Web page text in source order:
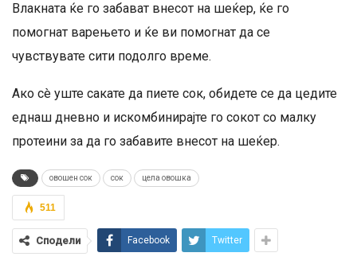
Влакната ќе го забават внесот на шеќер, ќе го
помогнат варењето и ќе ви помогнат да се
чувствувате сити подолго време.
Ако сè уште сакате да пиете сок, обидете се да цедите
еднаш дневно и искомбинирајте го сокот со малку
протеини за да го забавите внесот на шеќер.
овошен сок сок цела овошка
511
Сподели Facebook Twitter